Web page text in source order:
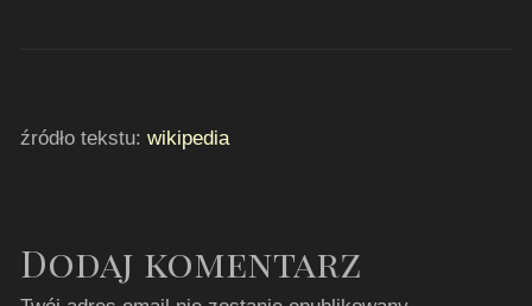
źródło tekstu:wikipedia
Dodaj komentarz